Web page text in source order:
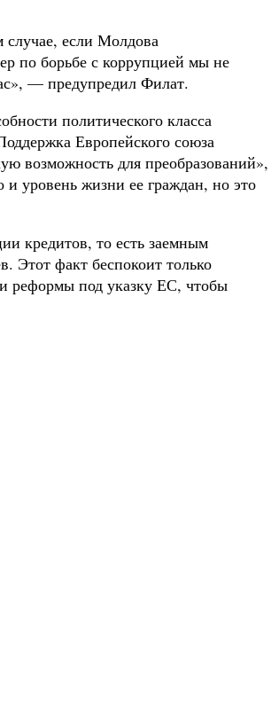
случае, если Молдова
по борьбе с коррупцией мы не
— предупредил Филат.
политического класса
Европейского союза
возможность для преобразований»,
уровень жизни ее граждан, но это
кредитов, то есть заемным
Этот факт беспокоит только
реформы под указку ЕС, чтобы